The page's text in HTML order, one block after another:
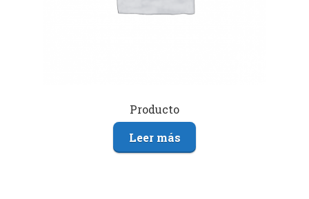
Producto
Leer más